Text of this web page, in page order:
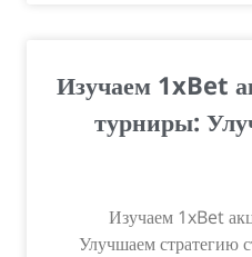
Изучаем 1xBet
турниры:
Изучаем 1xBet
Улучшаем стратегию